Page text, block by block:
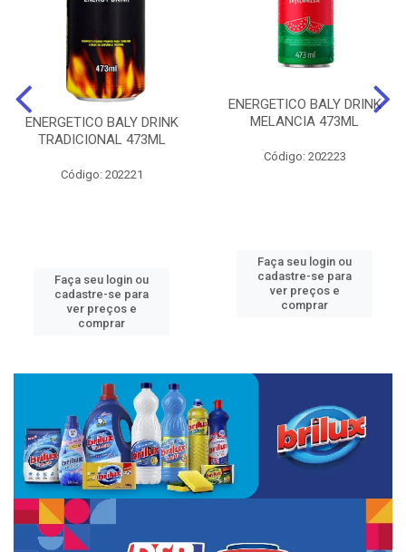
ENERGETICO BALY DRINK
TRADICIONAL 473ML
Código: 202221
Faça seu login ou
cadastre-se para
ver preços e
comprar
ENERGETICO BALY DRINK
MELANCIA 473ML
Código: 202223
Faça seu login ou
cadastre-se para
ver preços e
comprar